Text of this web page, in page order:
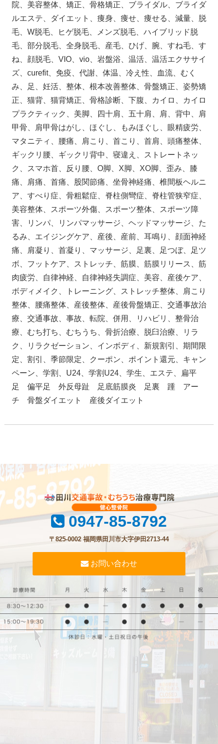
院、美容整体、矯正、骨格矯正、ブライダル、ブライダ
ルエステ、ダイエット、痩身、痩せ、痩せる、減量、脱
毛、W脱毛、ヒゲ脱毛、メンズ脱毛、ハイブリッド脱
毛、部分脱毛、全身脱毛、産毛、ひげ、腕、すね毛、す
ね、顔脱毛、VIO、vio、岩盤浴、温活、温活エクササイ
ズ、curefit、免疫、代謝、体温、冷え性、血流、むく
み、足、妊活、整体、根本改善整体、骨盤矯正、姿勢矯
正、猫背、猫背矯正、骨格診断、下腹、カイロ、カイロ
プラクティック、美脚、四十肩、五十肩、肩、背中、肩
甲骨、肩甲骨はがし、ほぐし、もみほぐし、眼精疲労、
マタニティ、腰痛、肩こり、首こり、首肩、頭痛整体、
ギックリ腰、ギックリ背中、寝違え、ストレートネッ
ク、スマホ首、反り腰、O脚、X脚、XO脚、歪み、膝
痛、肩痛、首痛、股関節痛、坐骨神経痛、椎間板ヘルニ
ア、すべり症、骨粗鬆症、脊柱側彎症、脊柱管狭窄症、
美容整体、スポーツ外傷、スポーツ整体、スポーツ障
害、リンパ、リンパマッサージ、ヘッドマッサージ、た
るみ、エイジングケア、産後、産前、耳鳴り、顔面神経
痛、肩凝り、首凝り、マッサージ、足裏、足つぼ、足ツ
ボ、フットケア、ストレッチ、筋膜、筋膜リリース、筋
肉疲労、自律神経、自律神経失調症、美容、産後ケア、
ボディメイク、トレーニング、ストレッチ整体、肩こり
整体、腰痛整体、産後整体、産後骨盤矯正、交通事故治
療、交通事故、事故、転院、併用、リハビリ、整骨治
療、むち打ち、むちうち、骨折治療、脱臼治療、リラ
ク、リラクゼーション、インボディ、新規割引、期間限
定、割引、季節限定、クーポン、ポイント還元、キャン
ペーン、学割、U24、学割U24、学生、エステ、扁平
足 偏平足 外反母趾 足底筋膜炎 足裏 踵 アー
チ 骨盤ダイエット 産後ダイエット
0947-85-8792
〒825-0002 福岡県田川市大字伊田2713-44
お問い合わせ